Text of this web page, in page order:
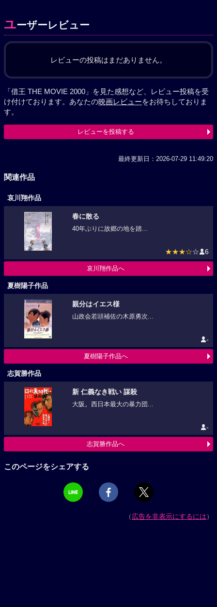
ユーザーレビュー
レビューの投稿はまだありません。
「借王 THE MOVIE 2000」を見た感想など、レビュー投稿を受
け付けております。あなたの映画レビューをお待ちしておりま
す。
レビューを投稿する
最終更新日：2026-07-29 11:49:20
関連作品
哀川翔作品
春に散る
40年ぶりに故郷の地を踏...
★★★☆☆ 6
哀川翔作品へ
夏樹陽子作品
親分はイエス様
山政会若頭補佐の木原勇次...
-
夏樹陽子作品へ
志賀勝作品
新 仁義なき戦い 謀殺
大阪。西日本最大の暴力団...
-
志賀勝作品へ
このページをシェアする
（広告を非表示にするには）